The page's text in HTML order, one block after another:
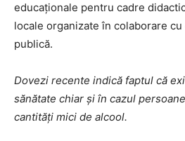
educaționale pentru cadre
locale organizate în colaborare
publică.
Dovezi recente indică faptul că
sănătate chiar și în cazul
cantități mici de alcool.